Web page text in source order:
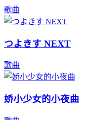
歌曲
つよきす NEXT
歌曲
娇小少女的小夜曲